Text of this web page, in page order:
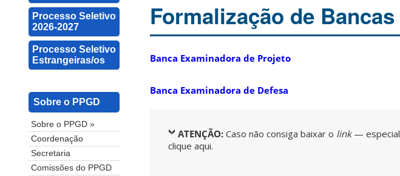
Processo Seletivo
2026-2027
Processo Seletivo
Estrangeiras/os
Sobre o PPGD
Sobre o PPGD »
Coordenação
Secretaria
Comissões do PPGD
Formalização de
Banca Examinadora de Projeto
Banca Examinadora de Defesa
ATENÇÃO: Caso não consiga baixar o link—
clique aqui.